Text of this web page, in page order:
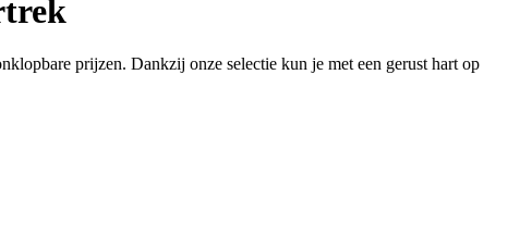
prijzen. Dankzij onze selectie kun je met een gerust hart op